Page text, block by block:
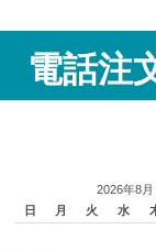
電話注
2026年8月
日
月 火 水